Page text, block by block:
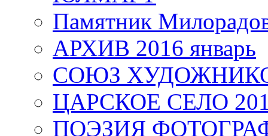
Памятник
АРХИВ 2016 январь
СОЮЗ
ЦАРСКОЕ СЕЛО
ПОЭЗИЯ